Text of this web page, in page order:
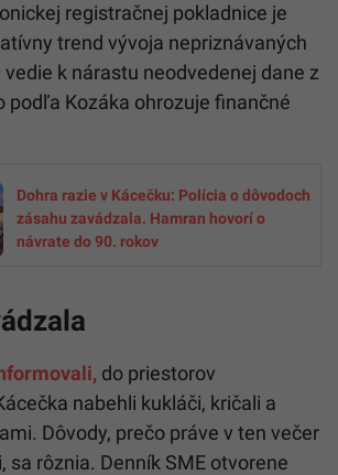
registračnej pokladnice je
trend vývoja nepriznávaných
k nárastu neodvedenej dane z
podľa Kozáka ohrozuje finančné
Dohra razie v Kácečku: Polícia o dôvodoch
zásahu zavádzala. Hamran hovorí o
návrate do 90. rokov
do priestorov
nabehli kukláči, kričali a
Dôvody, prečo práve v ten večer
sa rôznia. Denník SME otvorene